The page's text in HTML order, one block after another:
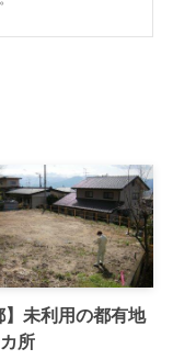
】未利用の都有地
所